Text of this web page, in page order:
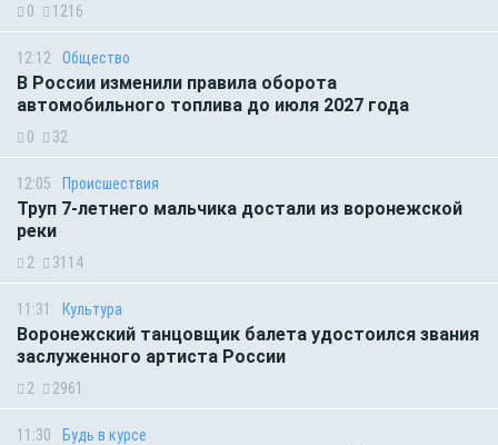
0 1216
12:12 Общество
В России изменили правила оборота
автомобильного топлива до июля 2027 года
0 32
12:05 Происшествия
Труп 7-летнего мальчика достали из воронежской
реки
2 3114
11:31 Культура
Воронежский танцовщик балета удостоился звания
заслуженного артиста России
2 2961
11:30 Будь в курсе